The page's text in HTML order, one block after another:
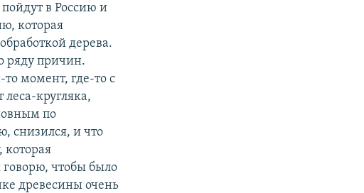
в Россию и
которая
дерева.
ряду причин.
момент, где-то с
леса-кругляка,
по
снизился, и что
которая
говорю, чтобы было
древесины очень